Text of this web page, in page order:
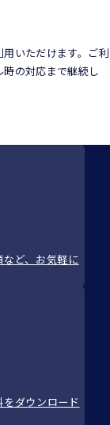
いただけます。ご利
の対応まで継続し
ど、お気軽に
ダウンロード